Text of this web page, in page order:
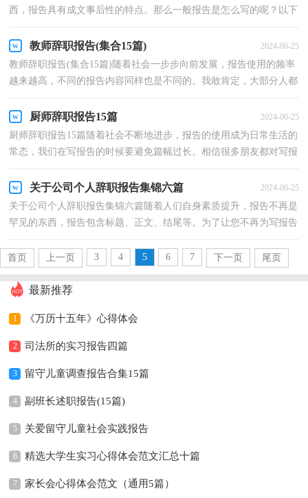
西，报告具有成文事后性的特点。那么一般报告是怎么写的呢？以下
教师辞职报告(集合15篇) 2024-06-25
教师辞职报告(集合15篇)随着社会一步步向前发展，报告使用的频率
越来越高，不同的报告内容同样也是不同的。我敢肯定，大部分人都
厨师辞职报告15篇 2024-06-25
厨师辞职报告15篇随着社会不断地进步，报告的使用成为日常生活的
常态，我们在写报告的时候要避免篇幅过长。相信很多朋友都对写报
关于公司个人辞职报告集锦六篇 2024-06-25
关于公司个人辞职报告集锦六篇随着人们自身素质提升，报告不再是
罕见的东西，报告包含标题、正文、结尾等。为了让您不再为写报告
首页
上一页 3 4 5 6 7 下一页 尾页
最新推荐
1 《万历十五年》心得体会
2 司法所的实习报告四篇
3 留守儿童调查报告合集15篇
4 副班长述职报告(15篇)
5 关爱留守儿童社会实践报告
6 精选大学生实习心得体会范文汇总十篇
7 家长会心得体会范文（通用5篇）